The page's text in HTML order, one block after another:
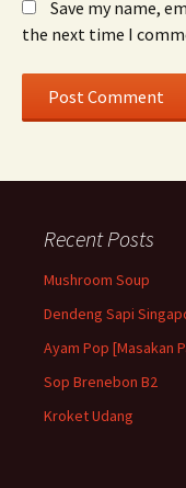
Save my name,
the next time I
Recent Posts
Mushroom Soup
Dendeng Sapi
Ayam Pop [Masakan
Sop Brenebon B2
Kroket Udang